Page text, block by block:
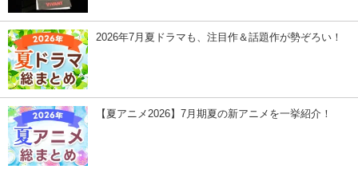
2026年7月夏ドラマも、注目作＆話題作が勢ぞろい！
【夏アニメ2026】7月期夏の新アニメを一挙紹介！